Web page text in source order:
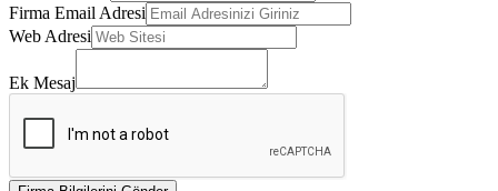
Firma Email Adresi
Web Adresi
Ek Mesaj